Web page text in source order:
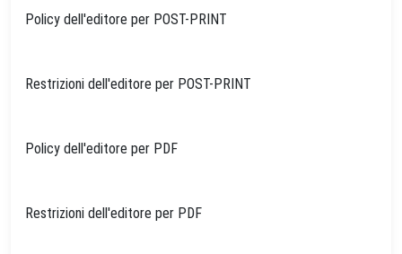
Policy dell'editore per POST-PRINT
Restrizioni dell'editore per POST-PRINT
Policy dell'editore per PDF
Restrizioni dell'editore per PDF